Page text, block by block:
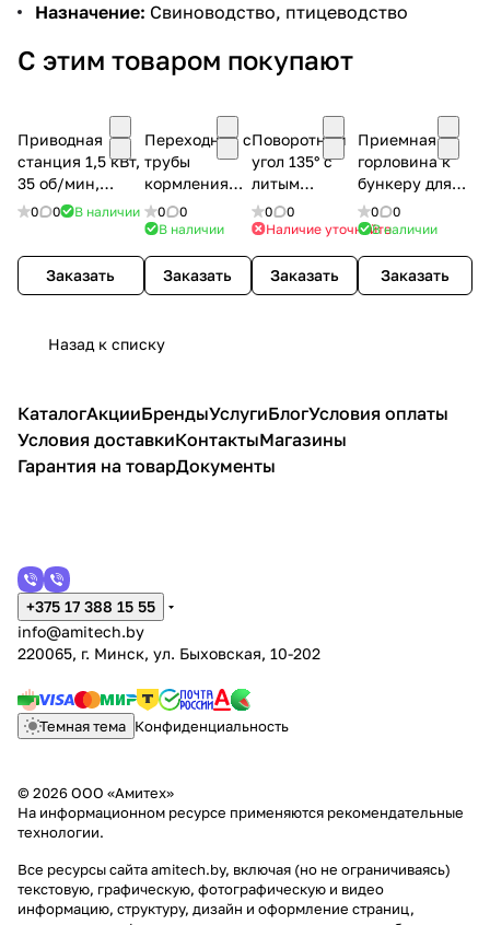
Назначение: Свиноводство, птицеводство
С этим товаром покупают
Приводная
станция 1,5 кВт,
35 об/мин,
50/60 Гц,
0 0 В наличии
Заказать
Переходник с
трубы
кормления
диаметром 60
мм
0
0
В наличии
Заказать
Поворотный
угол 135° с
литым
чугунным
колесом
0
0
Наличие уточняйте
Заказать
Приемная
горловина к
бункеру для
систем 56-127
мм
0
0
В наличии
Заказать
Назад к списку
КаталогАкцииБрендыУслугиБлогУсловия оплаты
Условия доставкиКонтактыМагазины
Гарантия на товарДокументы
+375 17 388 15 55
info@amitech.by
220065, г. Минск, ул. Быховская, 10-202
Темная тема Конфиденциальность
© 2026 ООО «Амитех»
На информационном ресурсе применяются рекомендательные
технологии.
Все ресурсы сайта amitech.by, включая (но не ограничиваясь)
текстовую, графическую, фотографическую и видео
информацию, структуру, дизайн и оформление страниц,